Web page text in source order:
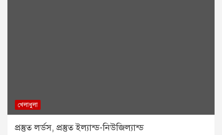
খেলাধুলা
প্রস্তুত লর্ডস, প্রস্তুত ইল্যান্ড-নিউজিল্যান্ড